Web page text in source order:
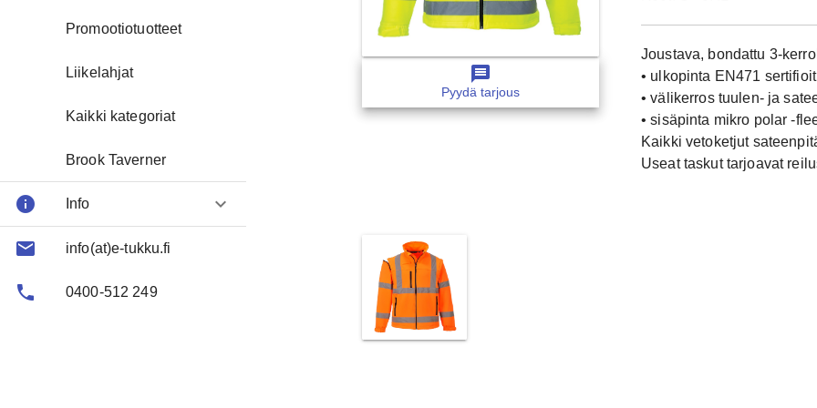
Promootiotuotteet
Liikelahjat
Kaikki kategoriat
Brook Taverner
info Info keyboard_arrow_down
About us
FAQ
email info(at)e-tukku.fi
phone 0400-512 249
message
Pyydä tarjous
Joustava, bondattu 3-
• ulkopinta EN471
• välikerros tuulen- ja
• sisäpinta mikro polar -
Kaikki vetoketjut
Useat taskut tarjoavat